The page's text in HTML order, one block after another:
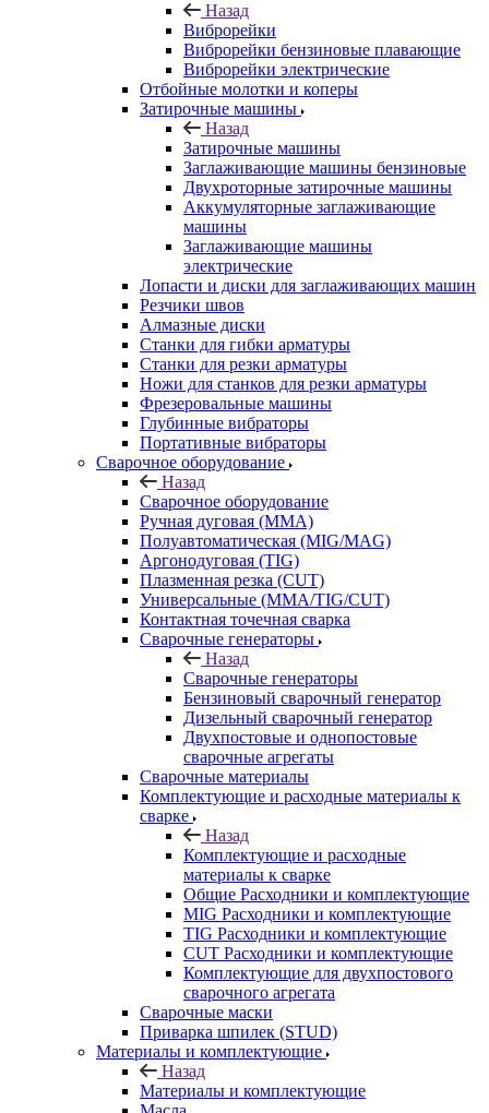
Назад
Виброрейки
Виброрейки бензиновые плавающие
Виброрейки электрические
Отбойные молотки и коперы
Затирочные машины
Назад
Затирочные машины
Заглаживающие машины бензиновые
Двухроторные затирочные машины
Аккумуляторные заглаживающие
машины
Заглаживающие машины
электрические
Лопасти и диски для заглаживающих машин
Резчики швов
Алмазные диски
Станки для гибки арматуры
Станки для резки арматуры
Ножи для станков для резки арматуры
Фрезеровальные машины
Глубинные вибраторы
Портативные вибраторы
Сварочное оборудование
Назад
Сварочное оборудование
Ручная дуговая (MMA)
Полуавтоматическая (MIG/MAG)
Аргонодуговая (TIG)
Плазменная резка (CUT)
Универсальные (MMA/TIG/CUT)
Контактная точечная сварка
Сварочные генераторы
Назад
Сварочные генераторы
Бензиновый сварочный генератор
Дизельный сварочный генератор
Двухпостовые и однопостовые
сварочные агрегаты
Сварочные материалы
Комплектующие и расходные материалы к
сварке
Назад
Комплектующие и расходные
материалы к сварке
Общие Расходники и комплектующие
MIG Расходники и комплектующие
TIG Расходники и комплектующие
CUT Расходники и комплектующие
Комплектующие для двухпостового
сварочного агрегата
Сварочные маски
Приварка шпилек (STUD)
Материалы и комплектующие
Назад
Материалы и комплектующие